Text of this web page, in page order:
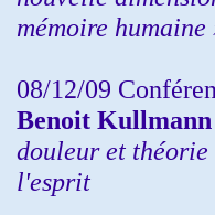
mémoire humaine
08/12/09
Benoit Kullmann
douleur et théorie
l'esprit